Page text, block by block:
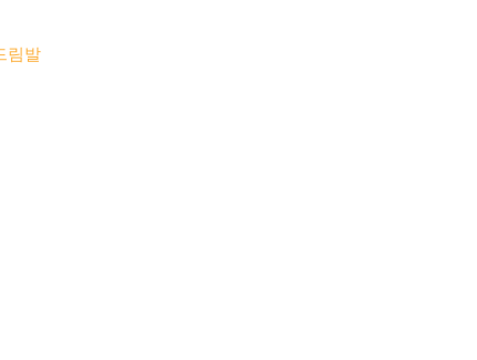
림발